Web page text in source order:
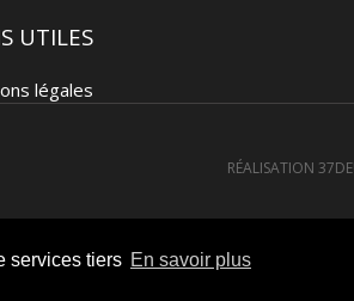
services tiers En savoir plus
UTILES
légales
RÉALISATION